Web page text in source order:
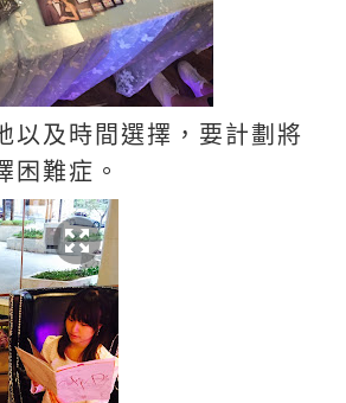
以及時間選擇，要計劃將
困難症。